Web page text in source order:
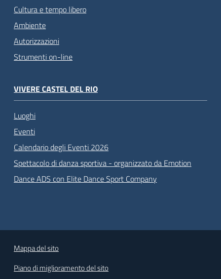
Cultura e tempo libero
Ambiente
Autorizzazioni
Strumenti on-line
VIVERE CASTEL DEL RIO
Luoghi
Eventi
Calendario degli Eventi 2026
Spettacolo di danza sportiva - organizzato da Emotion
Dance ADS con Elite Dance Sport Company
Mappa del sito
Piano di miglioramento del sito